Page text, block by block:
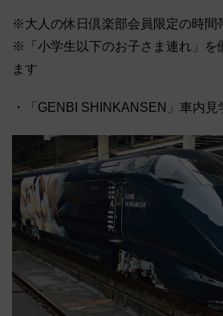
※大人の休日倶楽部会員限定の時間
※「小学生以下のお子さま連れ」を
ます
・「GENBI SHINKANSEN」車内見